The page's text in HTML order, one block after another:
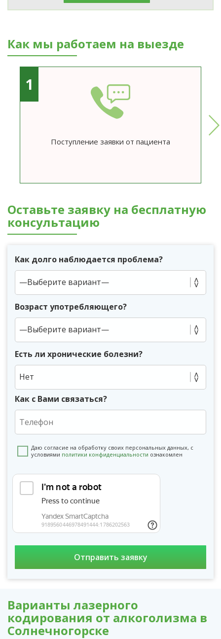
Как мы работаем на выезде
1
Поступление заявки от пациента
Оставьте заявку на бесплатную
консультацию
Как долго наблюдается проблема?
Возраст употребляющего?
Есть ли хронические болезни?
Нет
Как с Вами связаться?
Даю согласие на обработку своих персональных данных, с
условиями политики конфиденциальности ознакомлен
Варианты лазерного
кодирования от алкоголизма в
Солнечногорске